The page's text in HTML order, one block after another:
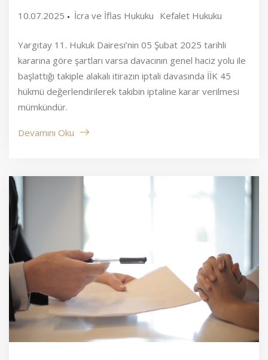
10.07.2025 İcra ve İflas Hukuku Kefalet Hukuku
Yargıtay 11. Hukuk Dairesi’nin 05 Şubat 2025 tarihli
kararına göre şartları varsa davacının genel haciz yolu ile
başlattığı takiple alakalı itirazın iptali davasında İİK 45
hükmü değerlendirilerek takibin iptaline karar verilmesi
mümkündür.
Devamını Oku